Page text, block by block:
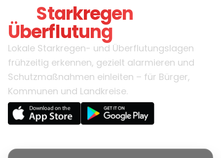
Starkregen
Überflutung
Lokale Starkregen- und Überflutungslagen
frühzeitig erkennen, gezielt alarmieren und
Schutzmaßnahmen einleiten – für Bürger,
Kommunen und Landkreise.